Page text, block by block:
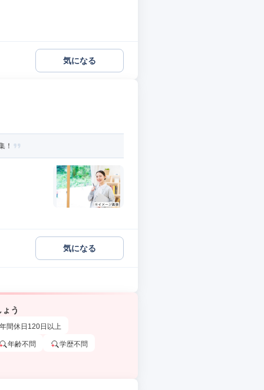
気になる
！
気になる
う
年間休日120日以上
年齢不問 学歴不問